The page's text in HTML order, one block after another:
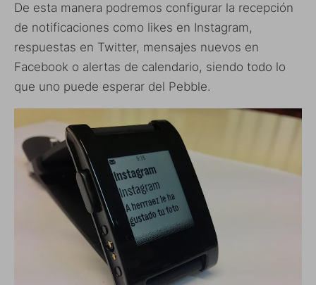
De esta manera podremos configurar la recepción
de notificaciones como likes en Instagram,
respuestas en Twitter, mensajes nuevos en
Facebook o alertas de calendario, siendo todo lo
que uno puede esperar del Pebble.